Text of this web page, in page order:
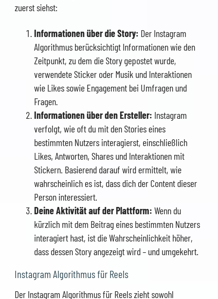
zuerst siehst:
Informationen über die Story: Der Instagram
Algorithmus berücksichtigt Informationen wie den
Zeitpunkt, zu dem die Story gepostet wurde,
verwendete Sticker oder Musik und Interaktionen
wie Likes sowie Engagement bei Umfragen und
Fragen.
Informationen über den Ersteller: Instagram
verfolgt, wie oft du mit den Stories eines
bestimmten Nutzers interagierst, einschließlich
Likes, Antworten, Shares und Interaktionen mit
Stickern. Basierend darauf wird ermittelt, wie
wahrscheinlich es ist, dass dich der Content dieser
Person interessiert.
Deine Aktivität auf der Plattform: Wenn du
kürzlich mit dem Beitrag eines bestimmten Nutzers
interagiert hast, ist die Wahrscheinlichkeit höher,
dass dessen Story angezeigt wird – und umgekehrt.
Instagram Algorithmus für Reels
Der Instagram Algorithmus für Reels zieht sowohl